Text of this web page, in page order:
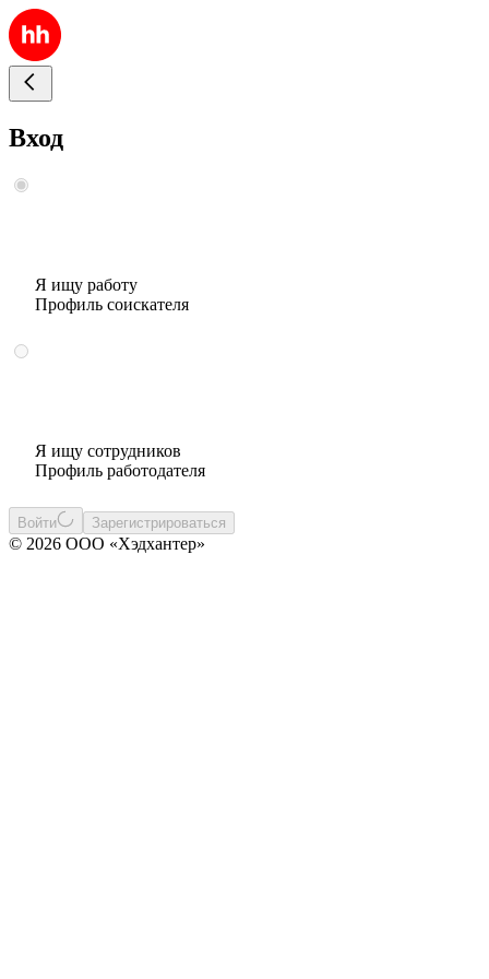
Вход
Я ищу работу
Профиль соискателя
Я ищу сотрудников
Профиль работодателя
Войти Зарегистрироваться
© 2026 ООО «Хэдхантер»